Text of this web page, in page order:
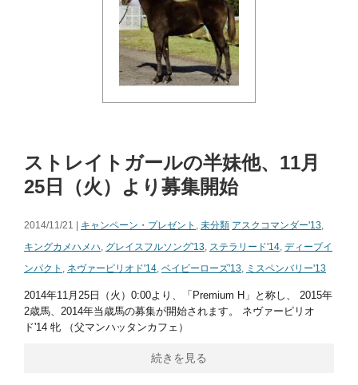
ストレイトガールの半妹他、11月
25日（火）より募集開始
2014/11/21 | キャンペーン・プレゼント , 未分類 アスクコマンダー'13,
キングカメハメハ, グレイスフルソング'13, ステラリード'14, ディープイ
ンパクト , ネヴァーピリオド'14, ベイビーローズ'13, ミスペンバリー'13
2014年11月25日（火）0:00より、「Premium H」と称し、 2015年
2歳馬、2014年当歳馬の募集が開始されます。 ネヴァーピリオ
ド'14 牝 （父マンハッタンカフェ）
続きを見る